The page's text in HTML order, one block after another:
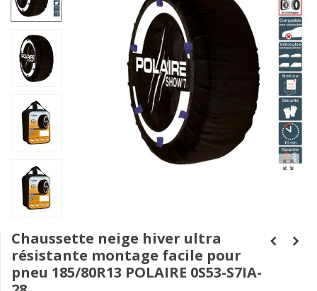
Chaussette neige hiver ultra
résistante montage facile pour
pneu 185/80R13 POLAIRE 0S53-S7IA-